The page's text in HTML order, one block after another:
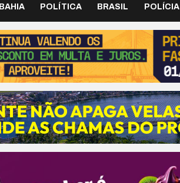
BAHIA POLÍTICA BRASIL POLÍCIA